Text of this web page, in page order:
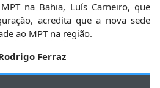
na Bahia, Luís Carneiro, que
acredita que a nova sede
ao MPT na região.
Ferraz